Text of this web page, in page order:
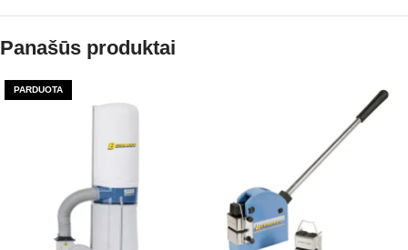
Panašūs produktai
PARDUOTA